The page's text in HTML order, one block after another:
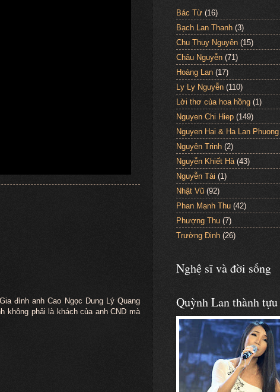
đình anh Cao Ngọc Dung Lý Quang
không phải là khách của anh CND mà
Bác Từ (16)
Bạch Lan Thanh (3)
Chu Thụy Nguyên (15)
Châu Nguyễn (71)
Hoàng Lan (17)
Ly Ly Nguyễn (110)
Lời thơ của hoa hồng (1)
Nguyen Chi Hiep (149)
Nguyen Hai & Ha Lan Phuong
Nguyên Trinh (2)
Nguyễn Khiết Hà (43)
Nguyễn Tài (1)
Nhật Vũ (92)
Phan Mạnh Thu (42)
Phượng Thu (7)
Trường Đinh (26)
Nghệ sĩ và đời sống
Quỳnh Lan thành